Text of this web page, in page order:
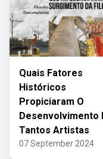
Quais Fatores
Históricos
Propiciaram O
Desenvolvimento
Tantos Artistas
07 September 2024